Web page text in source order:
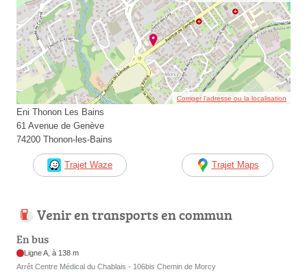
Corriger l’adresse ou la localisation
Eni Thonon Les Bains
61 Avenue de Genève
74200 Thonon-les-Bains
Trajet Waze Trajet Maps
Venir en transports en commun
En bus
Ligne A, à 138 m
Arrêt Centre Médical du Chablais - 106bis Chemin de Morcy